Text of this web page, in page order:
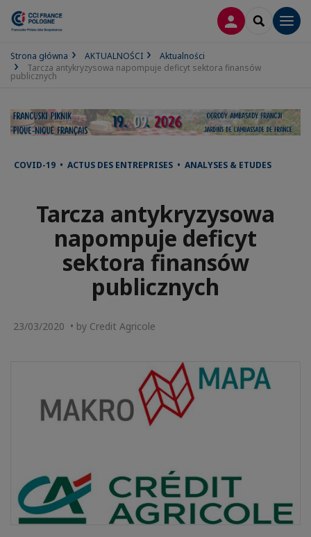
LOGOWANIE
SEARCH
Strona główna AKTUALNOŚCI
Aktualności
Tarcza antykryzysowa napompuje deficyt sektora finansów
publicznych
COVID-19 • ACTUS DES ENTREPRISES • ANALYSES & ETUDES
Tarcza antykryzysowa
napompuje deficyt
sektora finansów
publicznych
23/03/2020 • by Credit Agricole